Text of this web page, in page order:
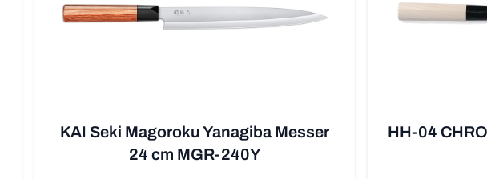
KAI Seki Magoroku Yanagiba Messer
24 cm MGR-240Y
HH-04